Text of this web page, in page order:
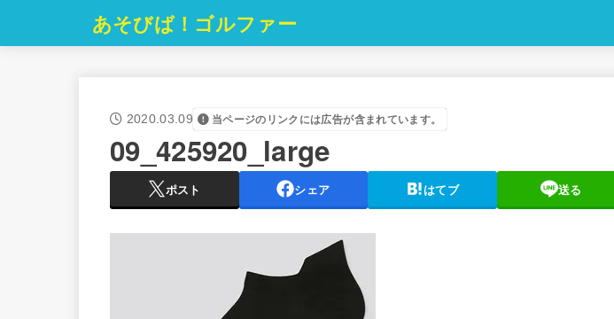
あそびば！ゴルファー
2020.03.09 当ページのリンクには広告が含まれています。
09_425920_large
ポスト シェア はてブ 送る